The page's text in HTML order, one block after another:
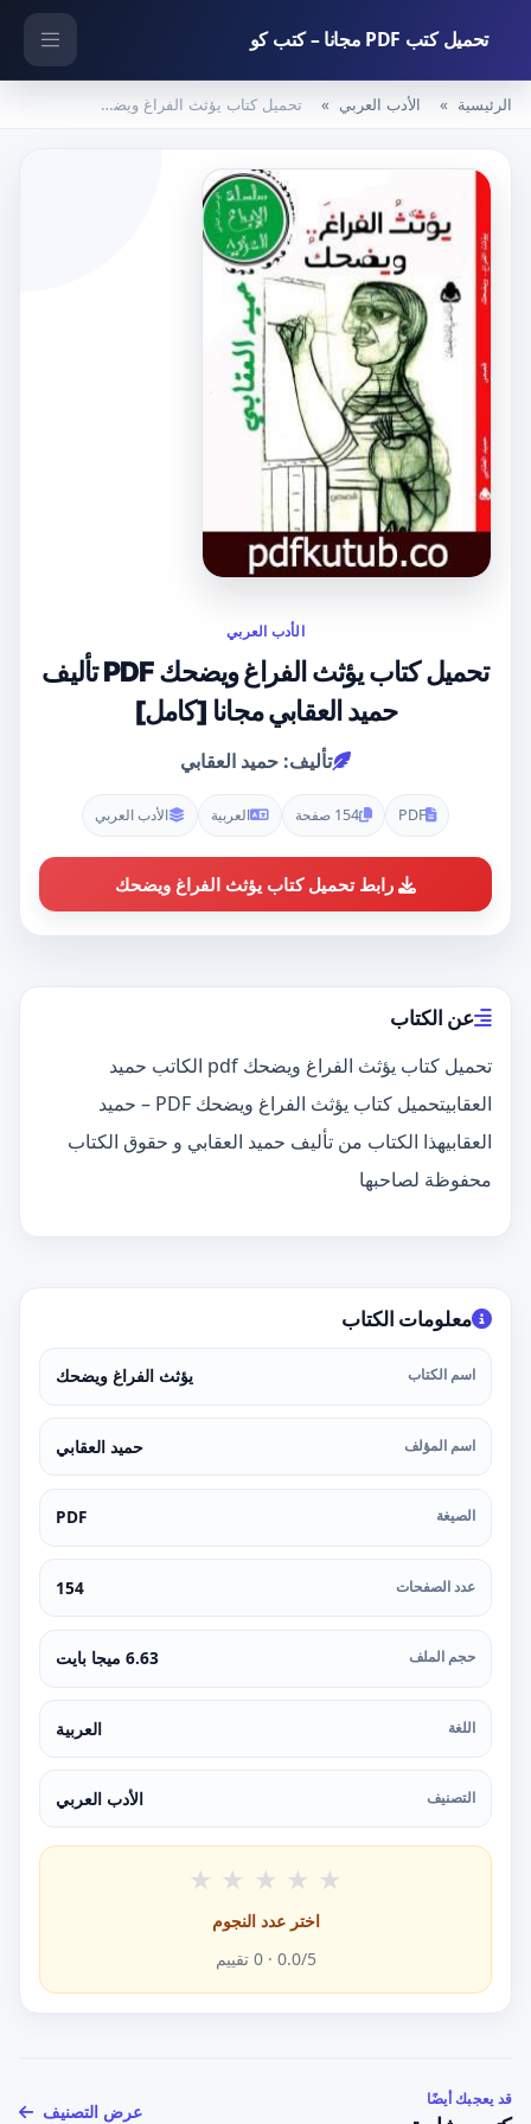
تحميل كتب PDF مجانا – كتب كو
الرئيسية الأدب العربي تحميل كتاب يؤثث الفراغ ويضحك PDF تأليف حميد العقابي مجانا [كامل]
الأدب العربي
تحميل كتاب يؤثث الفراغ ويضحك PDF تأليف
حميد العقابي مجانا [كامل]
تأليف: حميد العقابي
PDF 154 صفحة العربية الأدب العربي
رابط تحميل كتاب يؤثث الفراغ ويضحك
عن الكتاب
تحميل كتاب يؤثث الفراغ ويضحك pdf الكاتب حميد
العقابيتحميل كتاب يؤثث الفراغ ويضحك PDF – حميد
العقابيهذا الكتاب من تأليف حميد العقابي و حقوق الكتاب
محفوظة لصاحبها
معلومات الكتاب
اسم الكتاب يؤثث الفراغ ويضحك
اسم المؤلف حميد العقابي
الصيغة PDF
عدد الصفحات 154
حجم الملف 6.63 ميجا بايت
اللغة العربية
التصنيف الأدب العربي
★ ★ ★ ★ ★
اختر عدد النجوم
0.0/5 ·
0 تقييم
قد يعجبك أيضًا
عرض التصنيف